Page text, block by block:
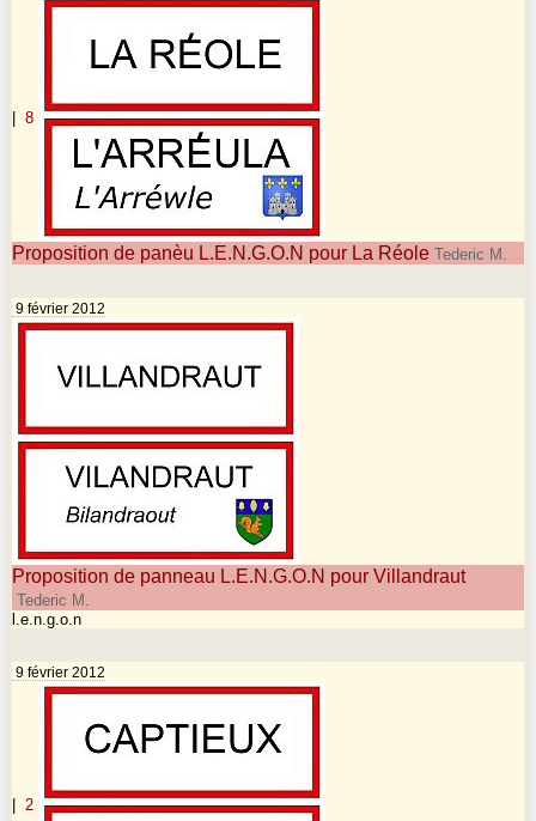
| 8
Proposition de panèu L.E.N.G.O.N pour La Réole Tederic M.
9 février 2012
Proposition de panneau L.E.N.G.O.N pour Villandraut
Tederic M.
l.e.n.g.o.n
9 février 2012
2